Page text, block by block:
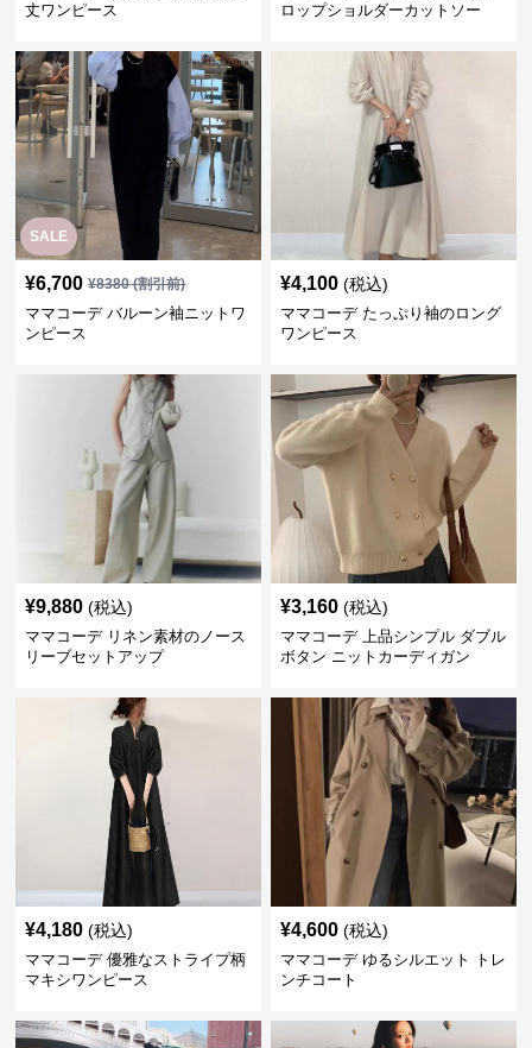
丈ワンピース
ロップショルダーカットソー
SALE
¥6,700 ¥8380(割引前)
ママコーデ バルーン袖ニットワ
ンピース
¥4,100 (税込)
ママコーデ たっぷり袖のロング
ワンピース
¥9,880 (税込)
ママコーデ リネン素材のノース
リーブセットアップ
¥3,160 (税込)
ママコーデ 上品シンプル ダブル
ボタン ニットカーディガン
¥4,180 (税込)
ママコーデ 優雅なストライプ柄
マキシワンピース
¥4,600 (税込)
ママコーデ ゆるシルエット トレ
ンチコート